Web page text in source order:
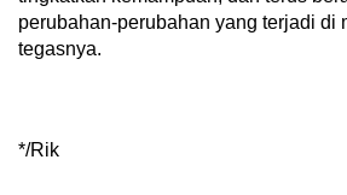
perubahan-perubahan yang terjadi di
tegasnya.
*/Rik